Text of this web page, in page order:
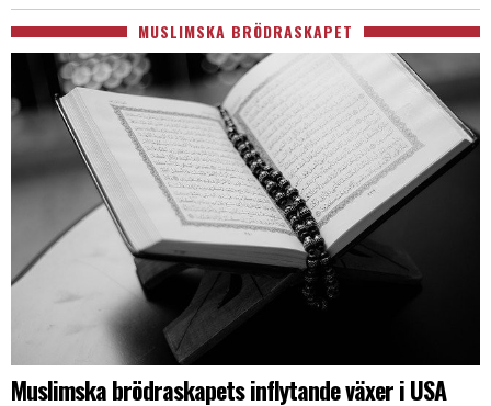
MUSLIMSKA BRÖDRASKAPET
Muslimska brödraskapets inflytande växer i USA